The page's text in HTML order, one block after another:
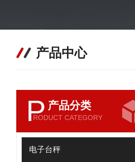
产品中心
P 产品分类
RODUCT CATEGORY
电子台秤